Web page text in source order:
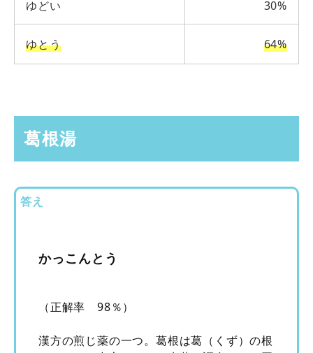
ゆどい 30%
ゆとう 64%
葛根湯
答え
かっこんとう
（正解率 98％）
漢方の煎じ薬の一つ。葛根は葛（くず）の根